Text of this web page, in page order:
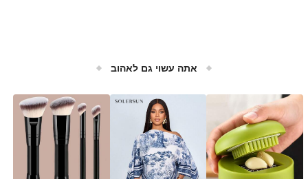
אתה עשוי גם לאהוב